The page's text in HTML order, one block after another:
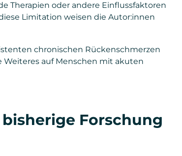
Therapien oder andere Einflussfaktoren
Limitation weisen die Autor:innen
chronischen Rückenschmerzen
Weiteres auf Menschen mit akuten
Forschung